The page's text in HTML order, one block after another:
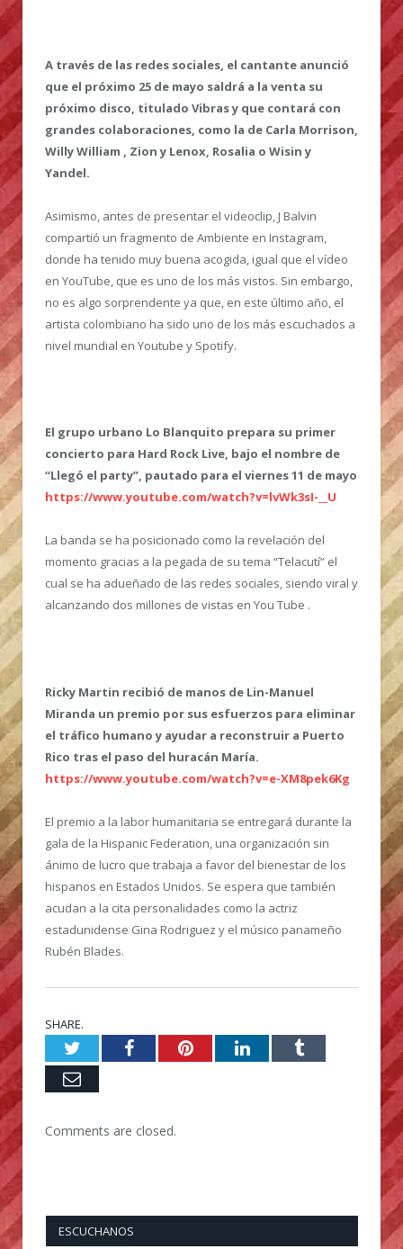
A través de las redes sociales, el cantante anunció
que el próximo 25 de mayo saldrá a la venta su
próximo disco, titulado Vibras y que contará con
grandes colaboraciones, como la de Carla Morrison,
Willy William , Zion y Lenox, Rosalia o Wisin y
Yandel.
Asimismo, antes de presentar el videoclip, J Balvin
compartió un fragmento de Ambiente en Instagram,
donde ha tenido muy buena acogida, igual que el vídeo
en YouTube, que es uno de los más vistos. Sin embargo,
no es algo sorprendente ya que, en este último año, el
artista colombiano ha sido uno de los más escuchados a
nivel mundial en Youtube y Spotify.
El grupo urbano Lo Blanquito prepara su primer
concierto para Hard Rock Live, bajo el nombre de
“Llegó el party”, pautado para el viernes 11 de mayo
https://www.youtube.com/watch?v=lvWk3sI-__U
La banda se ha posicionado como la revelación del
momento gracias a la pegada de su tema “Telacutí” el
cual se ha adueñado de las redes sociales, siendo viral y
alcanzando dos millones de vistas en You Tube .
Ricky Martin recibió de manos de Lin-Manuel
Miranda un premio por sus esfuerzos para eliminar
el tráfico humano y ayudar a reconstruir a Puerto
Rico tras el paso del huracán María.
https://www.youtube.com/watch?v=e-XM8pek6Kg
El premio a la labor humanitaria se entregará durante la
gala de la Hispanic Federation, una organización sin
ánimo de lucro que trabaja a favor del bienestar de los
hispanos en Estados Unidos. Se espera que también
acudan a la cita personalidades como la actriz
estadunidense Gina Rodriguez y el músico panameño
Rubén Blades.
SHARE.
TwitterFacebookPinterestLinkedInTumblr
Email
Comments are closed.
ESCUCHANOS